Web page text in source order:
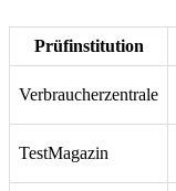
Prüfinstitution
Verbraucherzentrale
TestMagazin